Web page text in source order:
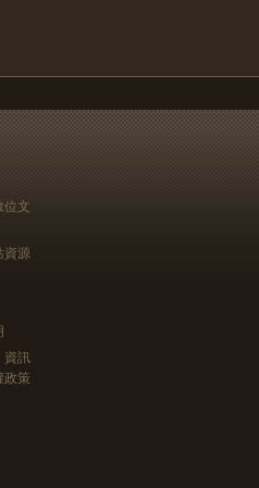
位文
資源
資訊
政策